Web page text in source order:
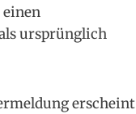
einen
ursprünglich
erscheint